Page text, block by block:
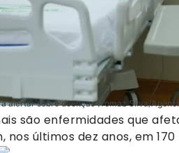
alertar sobre doenças (Tomaz Silva/
são enfermidades que
últimos dez anos, em